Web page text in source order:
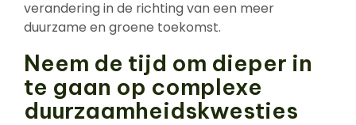
verandering in de richting van een meer
duurzame en groene toekomst.
Neem de tijd om dieper in
te gaan op complexe
duurzaamheidskwesties